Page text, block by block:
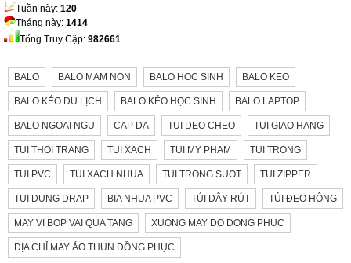
Tuần này: 120
Tháng này: 1414
Tổng Truy Cập: 982661
BALO BALO MAM NON BALO HOC SINH BALO KEO
BALO KÉO DU LỊCH BALO KÉO HỌC SINH BALO LAPTOP
BALO NGOAI NGU CAP DA TUI DEO CHEO TUI GIAO HANG
TUI THOI TRANG TUI XACH TUI MY PHAM TUI TRONG
TUI PVC TUI XACH NHUA TUI TRONG SUOT TUI ZIPPER
TUI DUNG DRAP BIA NHUA PVC TÚI DÂY RÚT TÚI ĐEO HÔNG
MAY VI BOP VAI QUA TANG XUONG MAY DO DONG PHUC
ĐỊA CHỈ MAY ÁO THUN ĐỒNG PHỤC